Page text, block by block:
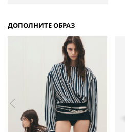
ДОПОЛНИТЕ ОБРАЗ